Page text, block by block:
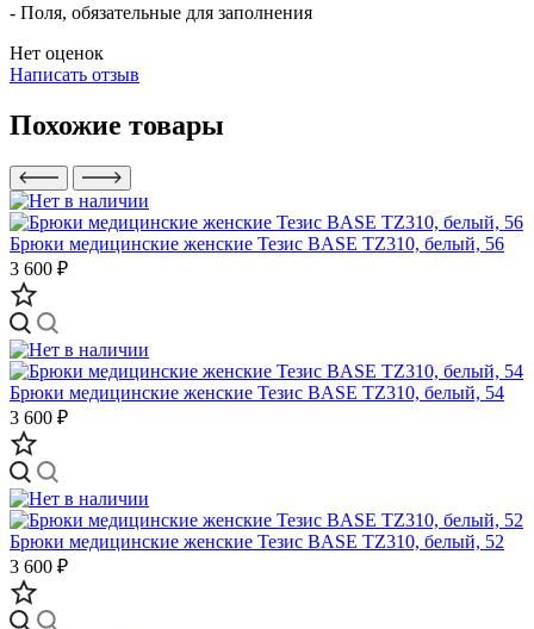
- Поля, обязательные для заполнения
Нет оценок
Написать отзыв
Похожие товары
Брюки медицинские женские Тезис BASE TZ310, белый, 56
3 600 ₽
Брюки медицинские женские Тезис BASE TZ310, белый, 54
3 600 ₽
Брюки медицинские женские Тезис BASE TZ310, белый, 52
3 600 ₽